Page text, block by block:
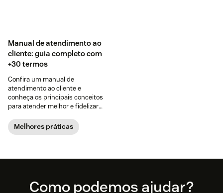
Manual de atendimento ao
cliente: guia completo com
+30 termos
Confira um manual de
atendimento ao cliente e
conheça os principais conceitos
para atender melhor e fidelizar
Melhores práticas
FooterComo podemos ajudar?